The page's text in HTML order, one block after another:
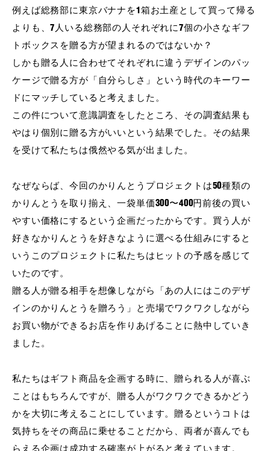
例えば総務部に東京バナナを1箱お土産として買って帰る
よりも、7人いる総務部の人それぞれに7個の小さなギフ
トボックスを贈る方が望まれるのではないか？
しかも贈る人に合わせてそれぞれに違うデザインのパッ
ケージで贈る方が「自分らしさ」という時代のキーワー
ドにマッチしていると考えました。
この件について意識調査をしたところ、その調査結果も
やはり個別に贈る方がいいという結果でした。その結果
を受けて私たちは俄然やる気が出ました。
なぜならば、今回のかりんとうプロジェクトは50種類の
かりんとうを取り揃え、一袋単価300〜400円前後の買い
やすい価格にするという企画だったからです。買う人が
好きなかりんとうを好きなように選べる仕組みにすると
いうこのプロジェクトに私たちはヒットの予感を感じて
いたのです。
贈る人が贈る相手を想像しながら「あの人にはこのデザ
インのかりんとうを贈ろう」と売場でワクワクしながら
お買い物ができるお店を作りあげることに熱中していき
ました。
私たちはギフト商品を企画する時に、贈られる人が喜ぶ
ことはもちろんですが、贈る人がワクワクできるかどう
かを大切に考えることにしています。贈るというコトは
気持ちをその商品に乗せることだから、両者が喜んでも